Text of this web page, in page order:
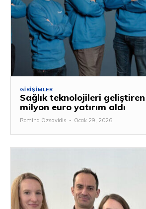
GIRIŞIMLER
Sağlık teknolojileri geliştiren
milyon euro yatırım aldı
Romina Özsavidis - Ocak 29, 2026